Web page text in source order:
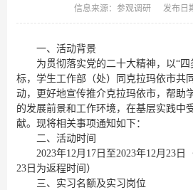
信息来源：参观调研 发布日
一、活动背景
为贯彻落实党的二十大精神，以“四
标，学生工作部（处）同克拉玛依市共
动，更好地宣传推介克拉玛依市，帮助
的发展前景和工作环境，在基层实践中
献。现将相关事项通知如下：
二、活动时间
2023年12月17日至2023年12月23日
23日为返程时间）
三、实习名额及实习岗位